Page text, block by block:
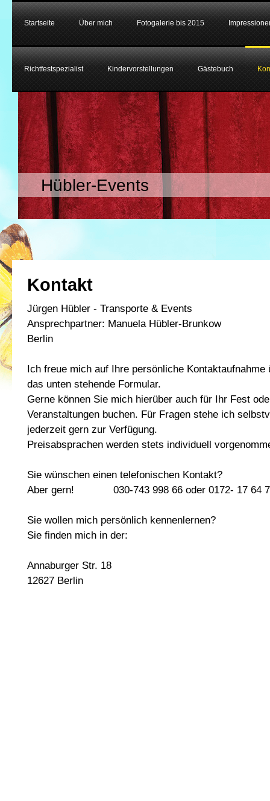
Startseite Über mich Fotogalerie bis 2015
Richtfestspezialist Kindervorstellungen Gästebuch
Hübler-Events
Kontakt
Jürgen Hübler - Transporte & Events
Ansprechpartner: Manuela Hübler-Brunkow
Berlin
Ich freue mich auf Ihre persönliche Kontaktaufnahme
das unten stehende Formular.
Gerne können Sie mich hierüber auch für Ihr Fest
Veranstaltungen buchen. Für Fragen stehe ich
jederzeit gern zur Verfügung.
Preisabsprachen werden stets individuell
Sie wünschen einen telefonischen Kontakt?
Aber gern! 030-743 998 66 oder 0172- 17 64
Sie wollen mich persönlich kennenlernen?
Sie finden mich in der:
Annaburger Str. 18
12627 Berlin